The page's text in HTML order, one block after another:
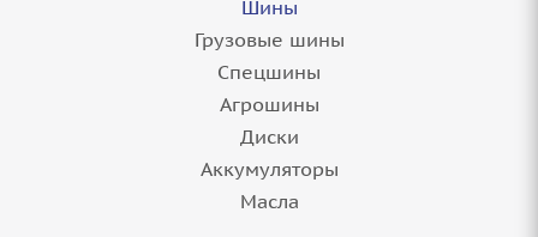
Шины
Грузовые шины
Спецшины
Агрошины
Диски
Аккумуляторы
Масла